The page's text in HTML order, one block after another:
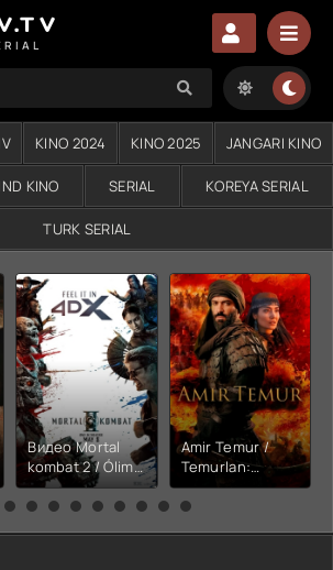
KINO 2024 KINO 2025 JANGARI KINO
KINO SERIAL KOREYA SERIAL
TURK SERIAL
Видео Mortal
kombat 2 / Ólim
jangi 2 (2026)
Uzbek tilida
Amir Temur /
Temurlan:
Fathchining
yuksalishi